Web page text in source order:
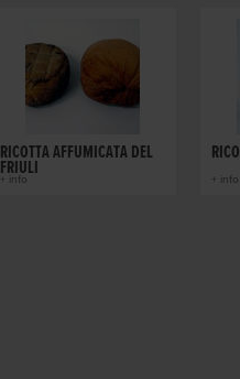
RICOTTA AFFUMICATA DEL
FRIULI
+ info + info